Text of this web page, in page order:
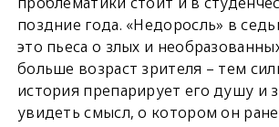
поздние года. «Недоросль» в
это пьеса о злых и
больше возраст зрителя – тем
история препарирует его душу и
увидеть смысл, о котором он